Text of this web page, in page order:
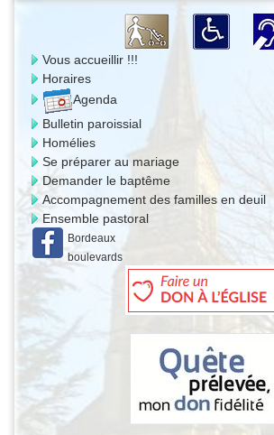
Vous accueillir !!!
Horaires
Agenda
Bulletin paroissial
Homélies
Se préparer au mariage
Demander le baptême
Accompagnement des familles en deuil
Ensemble pastoral
Bordeaux
boulevards